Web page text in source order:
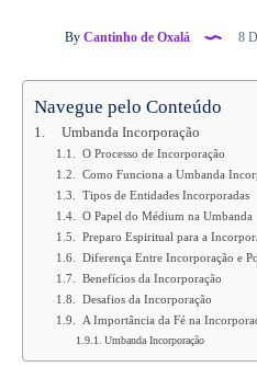
By Cantinho de Oxalá 8
Navegue pelo Conteúdo
Umbanda Incorporação
O Processo de Incorporação
Como Funciona a Umbanda
Tipos de Entidades Incorporadas
O Papel do Médium na Umbanda
Preparo Espiritual para a
Diferença Entre Incorporação e
Benefícios da Incorporação
Desafios da Incorporação
A Importância da Fé na
Umbanda Incorporação